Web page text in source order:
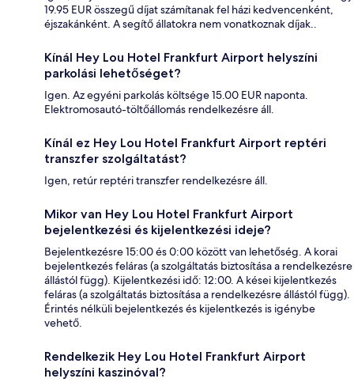
19.95 EUR összegű díjat számítanak fel házi kedvencenként,
éjszakánként. A segítő állatokra nem vonatkoznak díjak..
Kínál Hey Lou Hotel Frankfurt Airport helyszíni
parkolási lehetőséget?
Igen. Az egyéni parkolás költsége 15.00 EUR naponta.
Elektromosautó-töltőállomás rendelkezésre áll.
Kínál ez Hey Lou Hotel Frankfurt Airport reptéri
transzfer szolgáltatást?
Igen, retúr reptéri transzfer rendelkezésre áll.
Mikor van Hey Lou Hotel Frankfurt Airport
bejelentkezési és kijelentkezési ideje?
Bejelentkezésre 15:00 és 0:00 között van lehetőség. A korai
bejelentkezés feláras (a szolgáltatás biztosítása a rendelkezésre
állástól függ). Kijelentkezési idő: 12:00. A kései kijelentkezés
feláras (a szolgáltatás biztosítása a rendelkezésre állástól függ).
Érintés nélküli bejelentkezés és kijelentkezés is igénybe
vehető.
Rendelkezik Hey Lou Hotel Frankfurt Airport
helyszíni kaszinóval?